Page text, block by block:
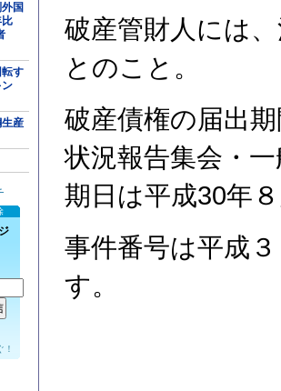
国
す
産
！
破産管財人には
とのこと。
破産債権の届出
状況報告集会・
期日は平成30年
事件番号は平成
す。